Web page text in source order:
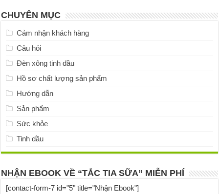
CHUYÊN MỤC
Cảm nhận khách hàng
Câu hỏi
Đèn xông tinh dầu
Hồ sơ chất lượng sản phẩm
Hướng dẫn
Sản phẩm
Sức khỏe
Tinh dầu
NHẬN EBOOK VỀ “TẮC TIA SỮA” MIỄN PHÍ
[contact-form-7 id="5" title="Nhận Ebook"]